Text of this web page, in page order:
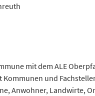
mit dem ALE
und
Anwohner, Landwirte,